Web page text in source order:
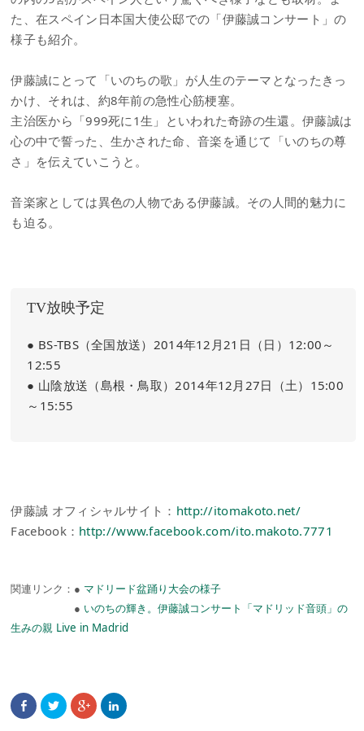
た、在スペイン日本国大使公邸での「伊藤誠コンサート」の
様子も紹介。
伊藤誠にとって「いのちの歌」が人生のテーマとなったきっ
かけ、それは、約8年前の急性心筋梗塞。
主治医から「999死に1生」といわれた奇跡の生還。伊藤誠は
心の中で誓った、生かされた命、音楽を通じて「いのちの尊
さ」を伝えていこうと。
音楽家としては異色の人物である伊藤誠。その人間的魅力に
も迫る。
TV放映予定
● BS-TBS（全国放送）2014年12月21日（日）12:00～
12:55
● 山陰放送（島根・鳥取）2014年12月27日（土）15:00
～15:55
伊藤誠 オフィシャルサイト： http://itomakoto.net/
Facebook： http://www.facebook.com/ito.makoto.7771
関連リンク：● マドリード盆踊り大会の様子
● いのちの輝き。伊藤誠コンサート「マドリッド音頭」の
生みの親 Live in Madrid